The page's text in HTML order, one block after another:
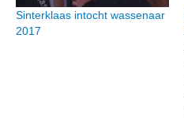
Sinterklaas intocht wassenaar
2017